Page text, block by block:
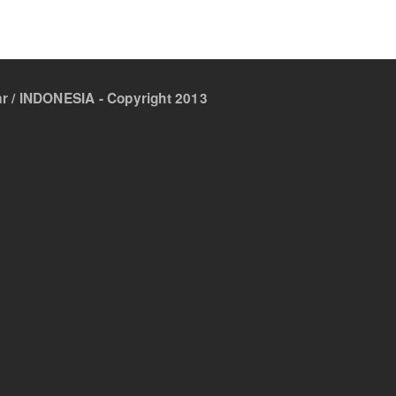
/ INDONESIA - Copyright 2013